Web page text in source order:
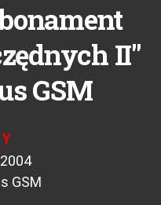
II"
GSM
GSM